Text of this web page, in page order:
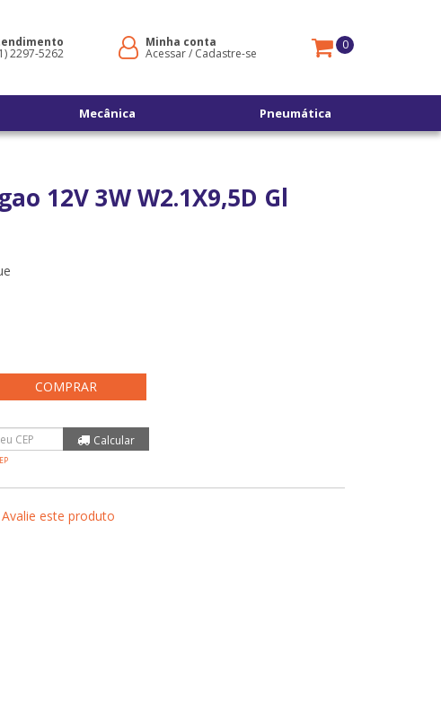
2297-5262
Minha conta
Acessar/ Cadastre-se
0
Mecânica Pneumática
12V 3W W2.1X9,5D Gl
COMPRAR
Avalie este produto